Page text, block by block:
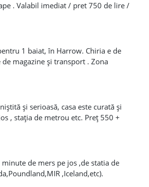
. Valabil imediat / pret 750 de lire /
Whatsapp sau sunati
1 baiat, în Harrow. Chiria e de
magazine și transport . Zona
și serioasă, casa este curată și
, stația de metrou etc. Preț 550 +
de mers pe jos ,de statia de
,Iceland,etc).
utilata ,doua bai,loc de luat